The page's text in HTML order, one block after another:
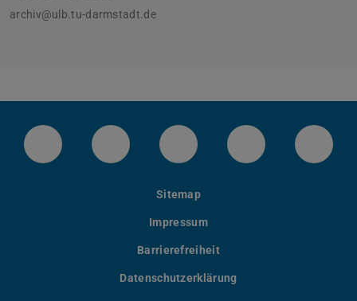
archiv@ulb.tu-darmstadt.de
LinkedIn-Seite der TU Darmstadt
Instagram-Kanal der TU
Bluesky-Kanal der TU
Facebook-
Sitemap
Impressum
Barrierefreiheit
Datenschutzerklärung